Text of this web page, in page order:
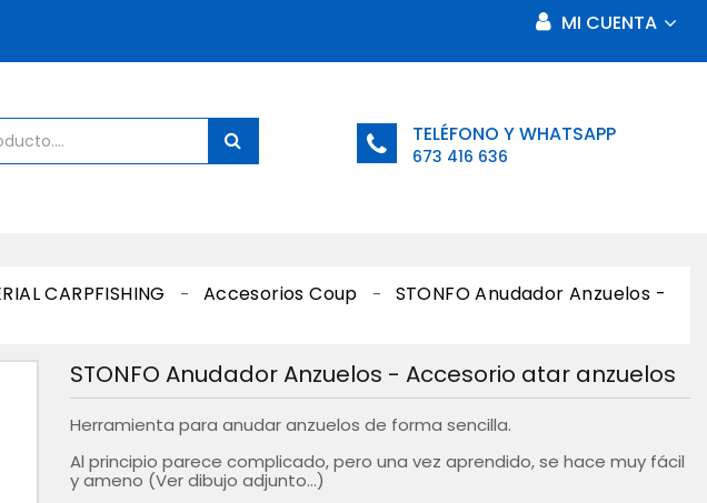
MI CUENTA
TELÉFONO Y WHATSAPP
673 416 636
CARPFISHING Accesorios Coup
STONFO Anudador Anzuelos -
STONFO Anudador Anzuelos - Accesorio atar anzuelos
Herramienta para anudar anzuelos de forma sencilla.
Al principio parece complicado, pero una vez aprendido, se hace muy fácil
y ameno (Ver dibujo adjunto...)